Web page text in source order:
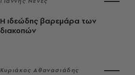
Η ιδεώδης βαρεμάρα των
διακοπών
Κυριάκος Αθανασιάδης